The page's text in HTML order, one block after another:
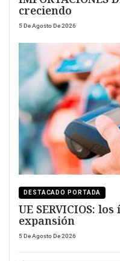
creciendo
5 De Agosto De 2026
DESTACADO PORTADA
UE SERVICIOS:
expansión
5 De Agosto De 2026